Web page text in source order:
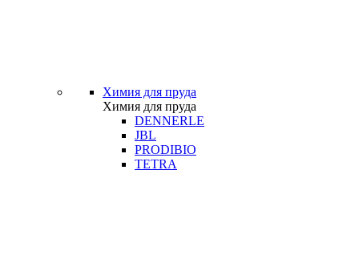
Химия для пруда
Химия для пруда
DENNERLE
JBL
PRODIBIO
TETRA